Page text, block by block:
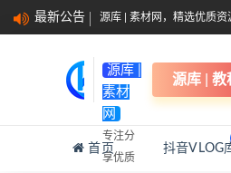
最新公告 源库 | 素材网，精选优质资
源库 |
素材
网
专注分
享优质
源库 | 教
首页 抖音VLOG